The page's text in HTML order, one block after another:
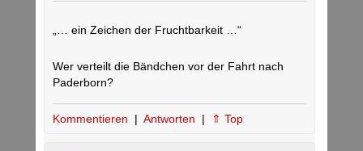
„… ein Zeichen der Fruchtbarkeit …“
Wer verteilt die Bändchen vor der Fahrt nach
Paderborn?
Kommentieren | Antworten | ⇑ Top